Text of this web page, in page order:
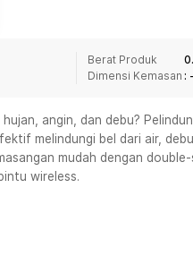
Senin - Jumat (08:00 - 20:00),
Senin - Sabtu (09:00-
Senin - Sabtu (09:00-
Barat
Senin - Jumat (07:00 -
Senin - Jumat (08:00 - 20:00),
Berat Produk
Dimensi Kemasan : -
angin, dan debu?
melindungi bel dari air,
mudah dengan
wireless.